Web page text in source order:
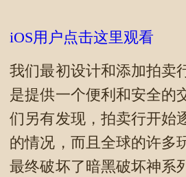
iOS用户点击这里观看
我们最初设计和添加拍卖
是提供一个便利和安全的
们另有发现，拍卖行开始
的情况，而且全球的许多
最终破坏了暗黑破坏神系